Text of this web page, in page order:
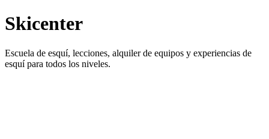
Skicenter
Escuela de esquí, lecciones, alquiler de equipos y experiencias de
esquí para todos los niveles.